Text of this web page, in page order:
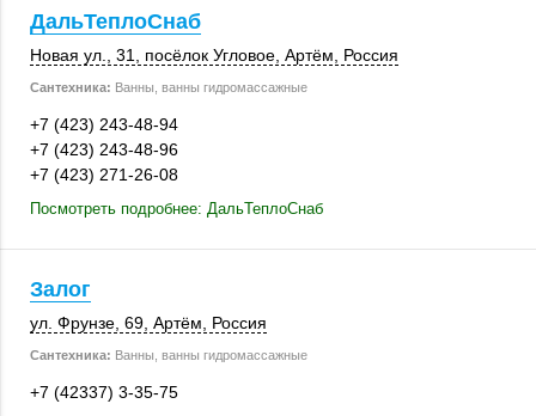
ДальТеплоСнаб
Новая ул., 31 посёлок Угловое Артём Россия
Сантехника: Ванны, ванны гидромассажные
+7 (423) 243-48-94
+7 (423) 243-48-96
+7 (423) 271-26-08
Посмотреть подробнее: ДальТеплоСнаб
Залог
ул. Фрунзе, 69 Артём Россия
Сантехника: Ванны, ванны гидромассажные
+7 (42337) 3-35-75